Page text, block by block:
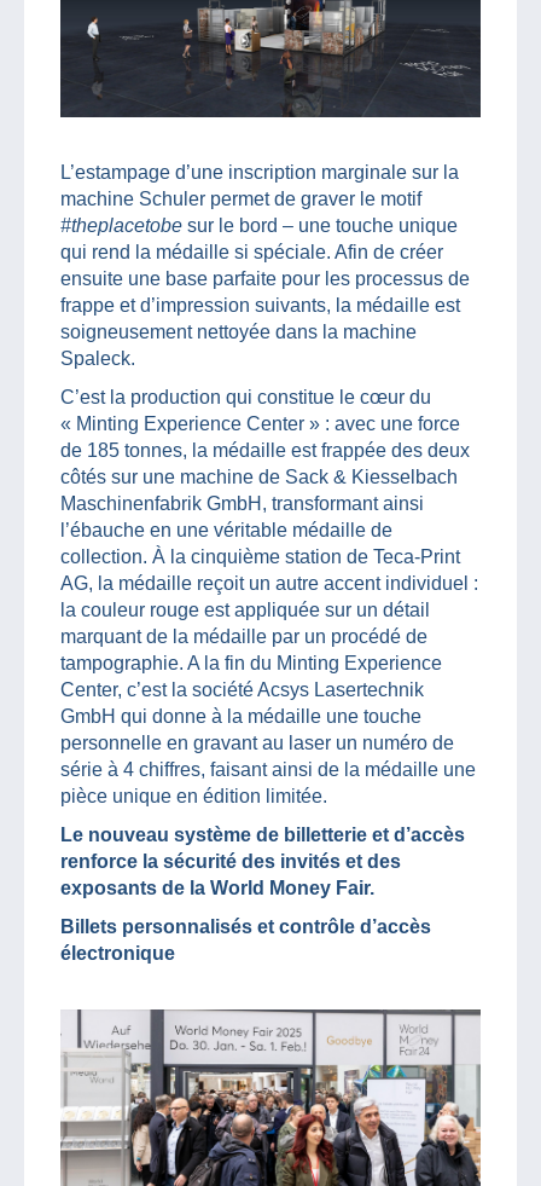
L’estampage d’une inscription marginale sur la
machine Schuler permet de graver le motif
#theplacetobe sur le bord – une touche unique
qui rend la médaille si spéciale. Afin de créer
ensuite une base parfaite pour les processus de
frappe et d’impression suivants, la médaille est
soigneusement nettoyée dans la machine
Spaleck.
C’est la production qui constitue le cœur du
« Minting Experience Center » : avec une force
de 185 tonnes, la médaille est frappée des deux
côtés sur une machine de Sack & Kiesselbach
Maschinenfabrik GmbH, transformant ainsi
l’ébauche en une véritable médaille de
collection. À la cinquième station de Teca-Print
AG, la médaille reçoit un autre accent individuel :
la couleur rouge est appliquée sur un détail
marquant de la médaille par un procédé de
tampographie. A la fin du Minting Experience
Center, c’est la société Acsys Lasertechnik
GmbH qui donne à la médaille une touche
personnelle en gravant au laser un numéro de
série à 4 chiffres, faisant ainsi de la médaille une
pièce unique en édition limitée.
Le nouveau système de billetterie et d’accès
renforce la sécurité des invités et des
exposants de la World Money Fair.
Billets personnalisés et contrôle d’accès
électronique